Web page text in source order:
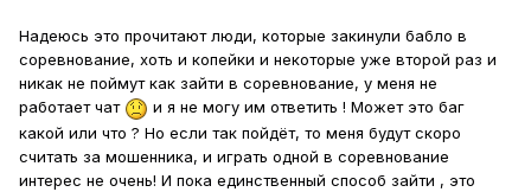
Надеюсь это прочитают люди, которые закинули бабло в
соревнование, хоть и копейки и некоторые уже второй раз и
никак не поймут как зайти в соревнование, у меня не
работает чат
и я не могу им ответить ! Может это баг
какой или что ? Но если так пойдёт, то меня будут скоро
считать за мошенника, и играть одной в соревнование
интерес не очень! И пока единственный способ зайти , это